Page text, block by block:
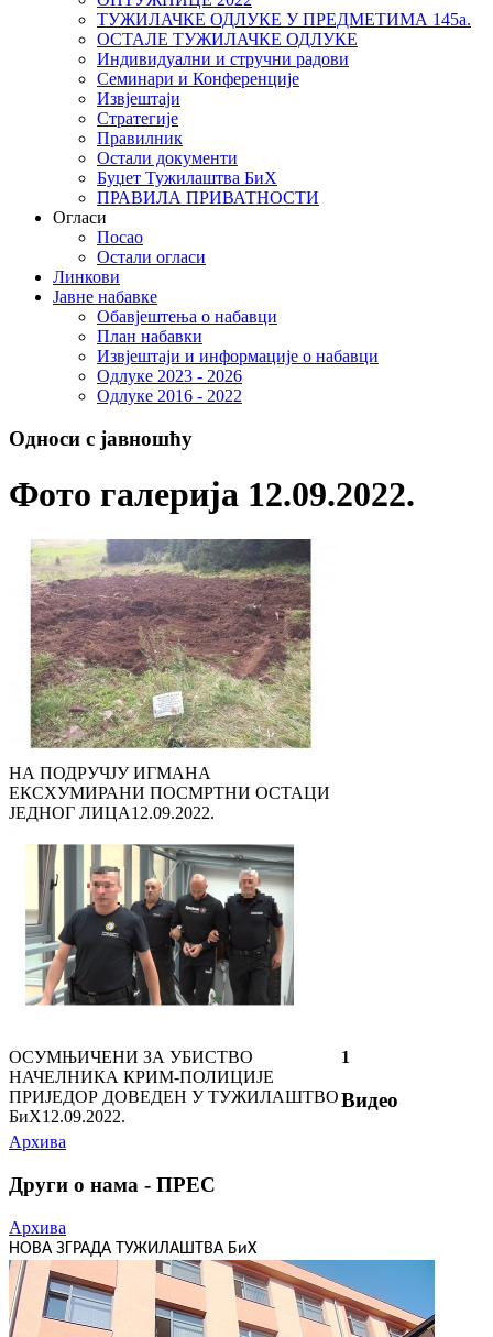
ТУЖИЛАЧКЕ ОДЛУКЕ У ПРЕДМЕТИМА 145а.
ОСТАЛЕ ТУЖИЛАЧКЕ ОДЛУКЕ
Индивидуални и стручни радови
Семинари и Конференције
Извјештаји
Стратегије
Правилник
Остали документи
Буџет Тужилаштва БиХ
ПРАВИЛА ПРИВАТНОСТИ
Огласи
Посао
Остали огласи
Линкови
Јавне набавке
Обавјештења о набавци
План набавки
Извјештаји и информације о набавци
Одлуке 2023 - 2026
Одлуке 2016 - 2022
Односи с јавношћу
Фото галерија 12.09.2022.
НА ПОДРУЧЈУ ИГМАНА
ЕКСХУМИРАНИ ПОСМРТНИ ОСТАЦИ
ЈЕДНОГ ЛИЦА12.09.2022.
ОСУМЊИЧЕНИ ЗА УБИСТВО
НАЧЕЛНИКА КРИМ-ПОЛИЦИЈЕ
ПРИЈЕДОР ДОВЕДЕН У ТУЖИЛАШТВО
БиХ12.09.2022.
1
Видео
Архива
Други о нама - ПРЕС
Архива
НОВА ЗГРАДА ТУЖИЛАШТВА БиХ